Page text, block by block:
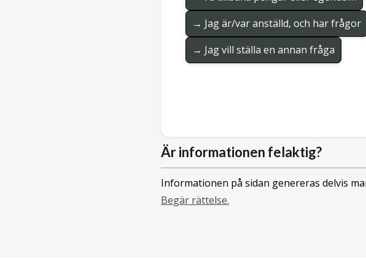
→ Jag är/var anställd, och har frågor
→ Jag vill ställa en annan fråga
Är informationen felaktig?
Informationen på sidan genereras delvis
Begär rättelse.